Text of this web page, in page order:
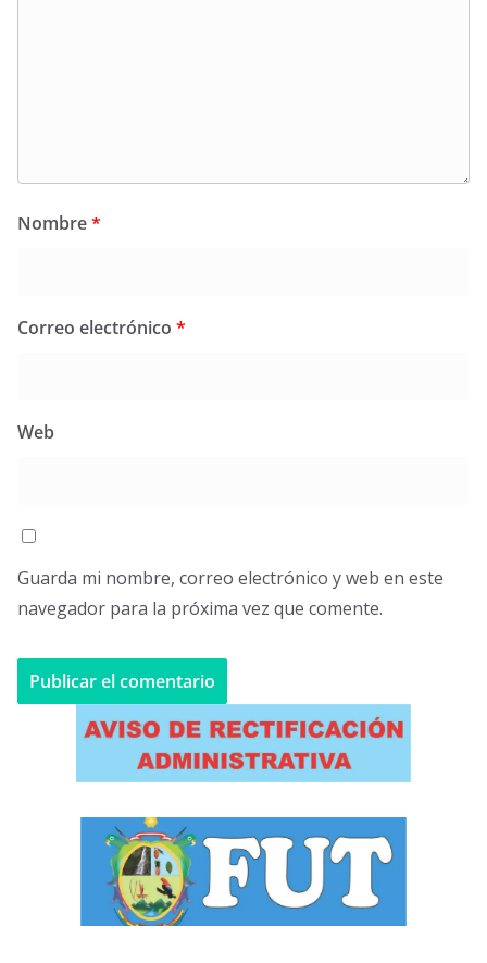
Nombre*
Correo electrónico *
Web
Guarda mi nombre, correo electrónico y web en este
navegador para la próxima vez que comente.